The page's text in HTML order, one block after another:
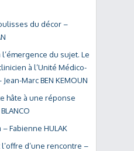
du décor –
du sujet. Le
à l’Unité Médico-
Marc BEN KEMOUN
hâte à une réponse
Fabienne HULAK
d’une rencontre –